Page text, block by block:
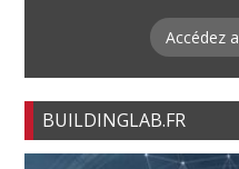
Accédez
BUILDINGLAB.FR